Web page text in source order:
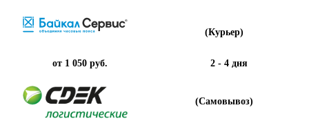
(Курьер)
от 1 050 руб. 2 - 4 дня
(Самовывоз)